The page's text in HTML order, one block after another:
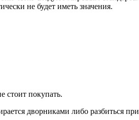
не будет иметь значения.
стоит покупать.
дворниками либо разбиться